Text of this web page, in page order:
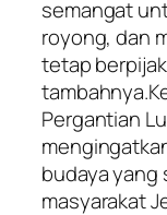
semangat
royong, dan
tetap
Pergantian
budaya yang
masyarakat